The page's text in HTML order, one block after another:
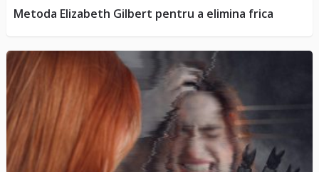
Metoda Elizabeth Gilbert pentru a elimina frica